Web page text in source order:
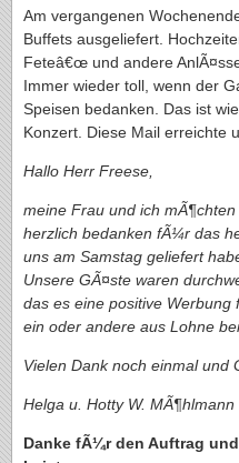
Am vergangenen
Buffets ausgeliefert.
Feteâ€œ und andere
Immer wieder toll, wenn der
Speisen bedanken. Das ist
Konzert. Diese Mail erreichte
Hallo Herr Freese,
meine Frau und ich
herzlich bedanken fÃ¼r das
uns am Samstag geliefert
Unsere GÃ¤ste waren
das es eine positive
ein oder andere aus Lohne
Vielen Dank noch einmal und
Helga u. Hotty W. MÃ¶hlmann
Danke fÃ¼r den Auftrag